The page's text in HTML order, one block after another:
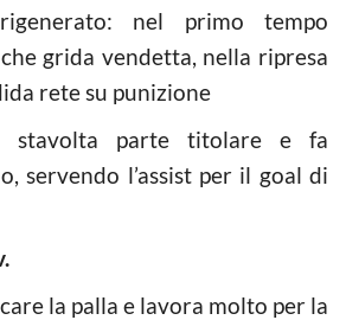
nel primo tempo
grida vendetta, nella ripresa
rete su punizione
stavolta parte titolare e fa
servendo l’assist per il goal di
la palla e lavora molto per la